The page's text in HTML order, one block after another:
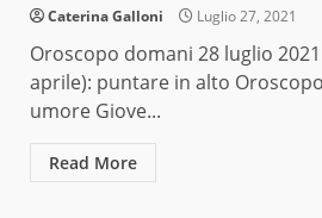
Caterina Galloni Luglio 27, 2021
Oroscopo domani 28 luglio
aprile): puntare in alto
umore Giove...
Read More